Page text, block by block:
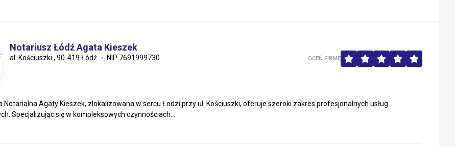
Notariusz Łódź Agata Kieszek
al. Kościuszki , 90-419 Łódź NIP 7691999730
Notarialna Agaty Kieszek, zlokalizowana w sercu Łodzi przy ul. Kościuszki, oferuje szeroki zakres profesjonalnych usług
Specjalizując się w kompleksowych czynnościach...
OCEŃ FIRMĘ